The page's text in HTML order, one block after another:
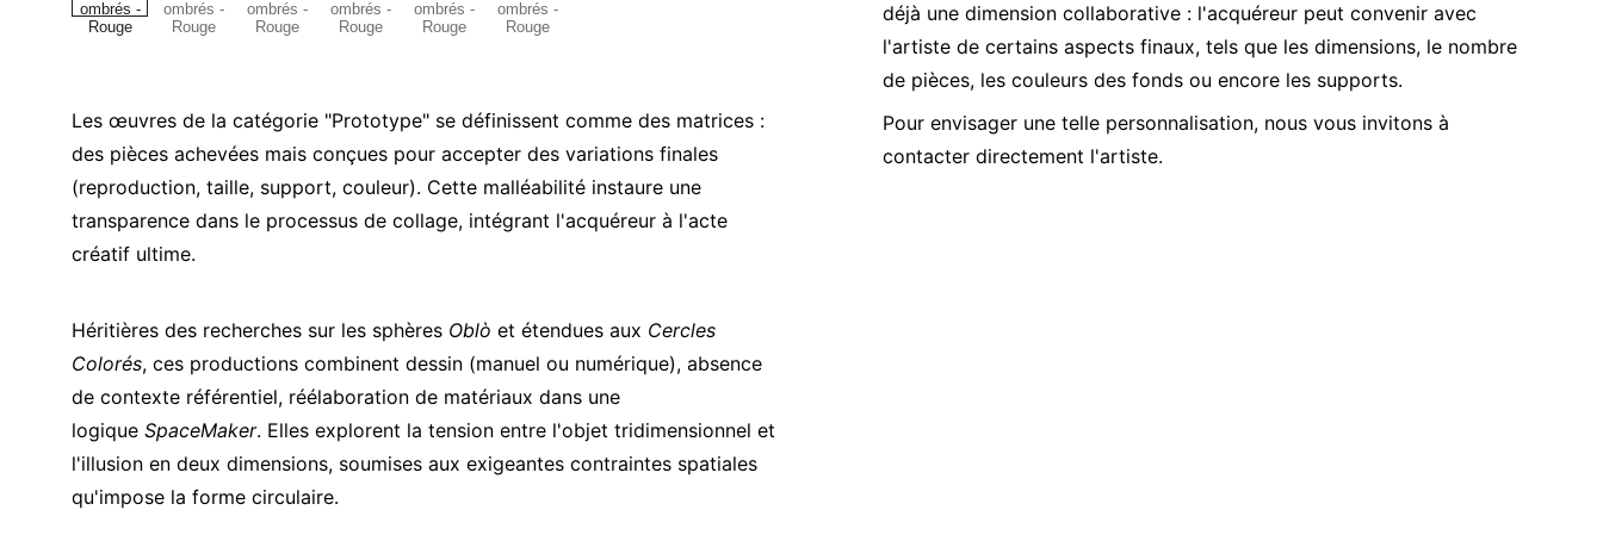
Les œuvres de la catégorie "Prototype" se définissent comme des matrices :
des pièces achevées mais conçues pour accepter des variations finales
(reproduction, taille, support, couleur). Cette malléabilité instaure une
transparence dans le processus de collage, intégrant l'acquéreur à l'acte
créatif ultime.
Héritières des recherches sur les sphères Oblò et étendues aux Cercles
Colorés, ces productions combinent dessin (manuel ou numérique), absence
de contexte référentiel, réélaboration de matériaux dans une
logique SpaceMaker. Elles explorent la tension entre l'objet tridimensionnel et
l'illusion en deux dimensions, soumises aux exigeantes contraintes spatiales
qu'impose la forme circulaire.
déjà une dimension collaborative : l'acquéreur peut convenir avec
l'artiste de certains aspects finaux, tels que les dimensions, le nombre
de pièces, les couleurs des fonds ou encore les supports.
Pour envisager une telle personnalisation, nous vous invitons à
contacter directement l'artiste.